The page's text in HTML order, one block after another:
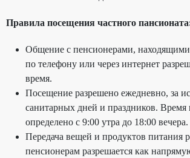
Правила посещения частного
Общение с пенсионерами,
по телефону или через интернет
время.
Посещение разрешено ежедневно, за
санитарных дней и праздников. Время
определено с 9:00 утра до 18:00 вечера.
Передача вещей и продуктов питания
пенсионерам разрешается как